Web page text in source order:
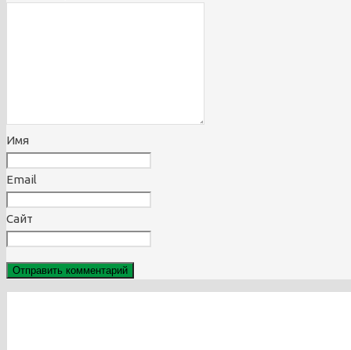
Имя
Email
Сайт